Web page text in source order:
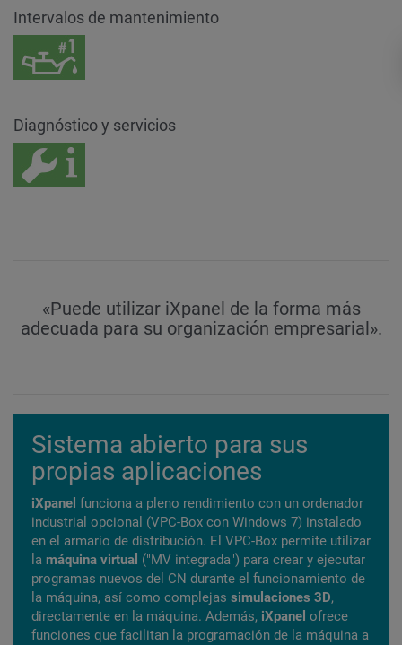
Intervalos de mantenimiento
Diagnóstico y servicios
«Puede utilizar iXpanel de la forma más
adecuada para su organización empresarial».
Sistema abierto para sus
propias aplicaciones
iXpanel funciona a pleno rendimiento con un ordenador
industrial opcional (VPC-Box con Windows 7) instalado
en el armario de distribución. El VPC-Box permite utilizar
la máquina virtual ("MV integrada") para crear y ejecutar
programas nuevos del CN durante el funcionamiento de
la máquina, así como complejas simulaciones 3D,
directamente en la máquina. Además, iXpanel ofrece
funciones que facilitan la programación de la máquina a